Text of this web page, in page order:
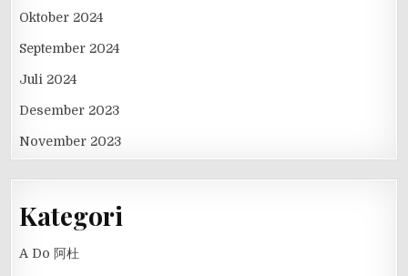
Oktober 2024
September 2024
Juli 2024
Desember 2023
November 2023
Kategori
A Do 阿杜